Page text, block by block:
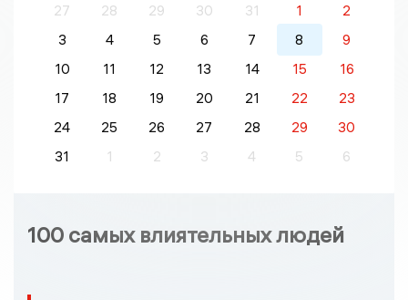
27
28 29 30 31 1
2
3
4 5 6 7 8
9
10
11 12 13 14 15
16
17
18 19 20 21 22
23
24
25 26 27 28 29
30
31
1 2 3 4 5 6
100 самых влиятельных людей